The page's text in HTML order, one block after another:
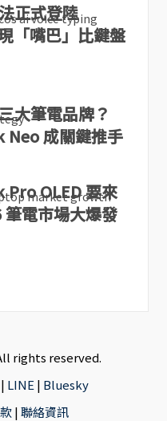
正式登陸
「嘴巴」比鍵盤
大筆電品牌？
Neo 成關鍵推手
Pro OLED 要來
筆電市場大爆發
rights reserved.
| LINE | Bluesky
|聯絡資訊